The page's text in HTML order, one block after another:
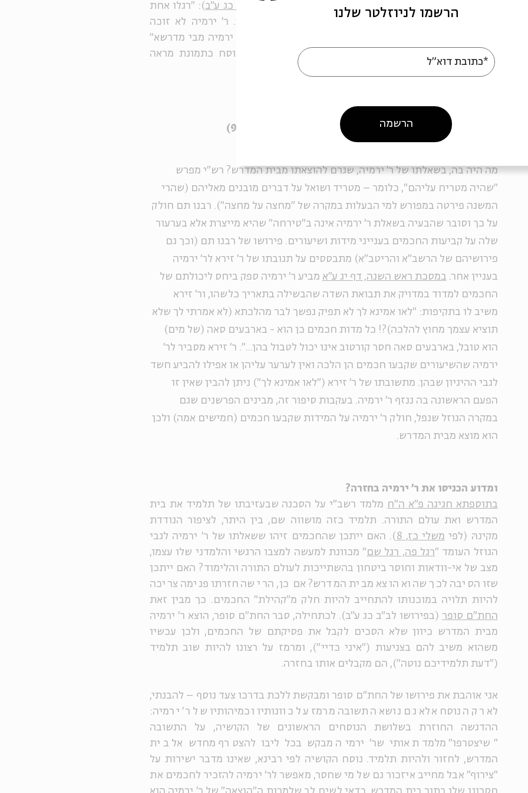
מחצה, שניהם יחלוקו". על משנה זו שואל ר' ירמיה (
בבלי ב"ב כג ע"ב): "רגלו אחת
בתוך חמישים אמה ורגלו אחת חוץ מחמישים אמה, מהו?". ר' ירמיה לא זוכה
בתשובה לשאלתו אבל התלמוד מספר: "ועל דא אפקוהו לרבי ירמיה מבי מדרשא"
(ועל זה הוציאוהו לר' ירמיה מבית המדרש). משפט זה מנוסח כתמונת מראה
למשפט הנאמר בסוגיה הנידונה כאן.
כמו ציפור הנודדת מקינה (צילום: פלאש 90)
מה היה בה, בשאלתו של ר' ירמיה, שגרם להוצאתו מבית המדרש? רש"י מפרש
"שהיה מטריח עליהם", כלומר – מטריד ושואל על דברים מובנים מאליהם (שהרי
המשנה פירטה במפורש למי הבעלות במקרה של "מחצה על מחצה"). רבנו תם חולק
על כך וסובר שהבעיה בשאלת ר' ירמיה אינה ב"טירחה" שהיא מייצרת אלא בערעור
שלה על קביעות החכמים בענייני מידות ושיעורים. פירושו של רבנו תם (וכך גם
פירושיהם של הרשב"א והריטב"א) מתבססים על תגובתו של ר' זירא לר' ירמיה
בעניין אחר. במסכת ראש השנה, דף יג ע"א מביע ר' ירמיה ספק ביחס ליכולתם של
החכמים למדוד במדויק את תבואת השדה שהבשילה בתאריך כלשהו, ור' זירא
משיב לו בתקיפות: "לאו אמינא לך לא תפיק נפשך לבר מהלכתא (לא אמרתי לך שלא
תוציא עצמך מחוץ להלכה)?! כל מדות חכמים כן הוא - בארבעים סאה (של מים)
הוא טובל, בארבעים סאה חסר קורטוב אינו יכול לטבול בהן...". ר' זירא מסביר לר'
ירמיה שהשיעורים שקבעו חכמים הן הלכה ואין לערער עליהן או אפילו להביע חשד
לגבי ההיגיון שבהן. מתשובתו של ר' זירא ("לאו אמינא לך") ניתן להבין שאין זו
הפעם הראשונה בה ננזף ר' ירמיה. בעקבות סיפור זה, מבינים הפרשנים שגם
במקרה הגוזל שנפל, חולק ר' ירמיה על המידות שקבעו חכמים (חמישים אמה) ולכן
הוא מוצא מבית המדרש.
ומדוע הכניסו את ר' ירמיה בחזרה?
בתוספתא חגיגה פ"א ה"ח מלמד רשב"י על הסכנה שבעזיבתו של תלמיד את בית
המדרש ואת עולם התורה. תלמיד כזה מושווה שם, בין היתר, לציפור הנודדת
מקינהּ (לפי משלי כז, 8
). האם ייתכן שהחכמים זיהו ששאלתו של ר' ירמיה לגבי
הגוזל העומד "רגל פה, רגל שם" מכוונת למעשה למצבו הרגשי והלמדני שלו עצמו,
מצב של אי-וודאות וחוסר ביטחון בהשתייכות לעולם התורה והלימוד? האם ייתכן
שזו הסיבה לכך שהוא הוצא מבית המדרש? אם כן, הרי שהחזרתו פנימה צריכה
להיות תלויה במוכנותו להתחייב להיות חלק מ"קהילת" החכמים. כך מבין זאת
החת"ם סופר (בפירושו לב"ב כג ע"ב). לכתחילה, סבר החת"ם סופר, הוצא ר' ירמיה
מבית המדרש כיוון שלא הסכים לקבל את פסיקתם של החכמים, ולכן עכשיו
משהוא משיב להם בצניעות ("איני כדיי"), ומרמז על רצונו להיות שוב תלמיד
("דעת תלמידיכם נוטה"), הם מקבלים אותו בחזרה.
אני אוהבת את פירושו של החת"ם סופר ומבקשת ללכת בדרכו צעד נוסף – להבנתי,
לא רק הנוסח אלא גם נושא התשובה מרמז על כוונותיו וכמיהותיו של ר' ירמיה:
ההדגשה החוזרת בשלושת הנוסחים הראשונים של הקושיה, על התשובה
"שיצטרפו" מלמדת אותי שר' ירמיה מבקש בכל ליבו להצטרף מחדש אל בית
המדרש, לחזור ולהיות תלמיד. נוסח הקושיה לפי רבינא, שאינו מדבר ישירות על
"צירוף" אבל מחייב איזכור גם של מי שחסר, מאפשר לר' ירמיה להזכיר לחכמים את
הרשמו לניוזלטר שלנו
*כתובת דוא"ל
הרשמה